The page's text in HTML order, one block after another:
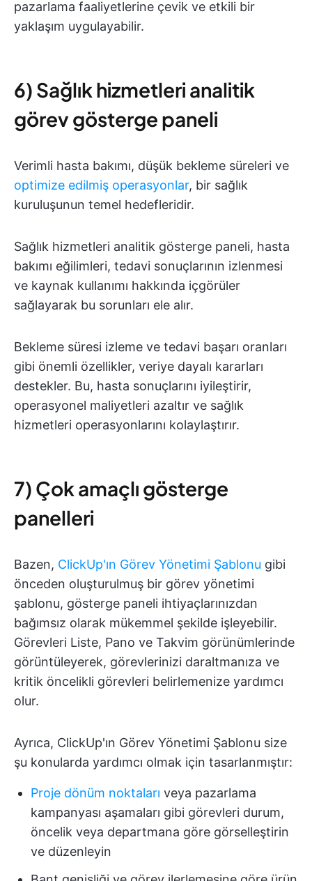
pazarlama faaliyetlerine çevik ve etkili bir
yaklaşım uygulayabilir.
6) Sağlık hizmetleri analitik
görev gösterge paneli
Verimli hasta bakımı, düşük bekleme süreleri ve
optimize edilmiş operasyonlar, bir sağlık
kuruluşunun temel hedefleridir.
Sağlık hizmetleri analitik gösterge paneli, hasta
bakımı eğilimleri, tedavi sonuçlarının izlenmesi
ve kaynak kullanımı hakkında içgörüler
sağlayarak bu sorunları ele alır.
Bekleme süresi izleme ve tedavi başarı oranları
gibi önemli özellikler, veriye dayalı kararları
destekler. Bu, hasta sonuçlarını iyileştirir,
operasyonel maliyetleri azaltır ve sağlık
hizmetleri operasyonlarını kolaylaştırır.
7) Çok amaçlı gösterge
panelleri
Bazen, ClickUp'ın Görev Yönetimi Şablonu gibi
önceden oluşturulmuş bir görev yönetimi
şablonu, gösterge paneli ihtiyaçlarınızdan
bağımsız olarak mükemmel şekilde işleyebilir.
Görevleri Liste, Pano ve Takvim görünümlerinde
görüntüleyerek, görevlerinizi daraltmanıza ve
kritik öncelikli görevleri belirlemenize yardımcı
olur.
Ayrıca, ClickUp'ın Görev Yönetimi Şablonu size
şu konularda yardımcı olmak için tasarlanmıştır:
Proje dönüm noktaları veya pazarlama
kampanyası aşamaları gibi görevleri durum,
öncelik veya departmana göre görselleştirin
ve düzenleyin